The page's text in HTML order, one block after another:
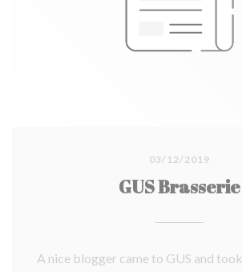
03/12/2019
GUS Brasserie
A nice blogger came to GUS and